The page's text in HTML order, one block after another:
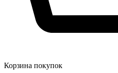
Корзина покупок